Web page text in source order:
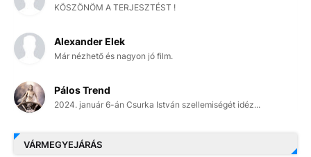
KÖSZÖNÖM A TERJESZTÉST !
Alexander Elek
Már nézhető és nagyon jó film.
Pálos Trend
2024. január 6-án Csurka István szellemiségét idéz...
VÁRMEGYEJÁRÁS